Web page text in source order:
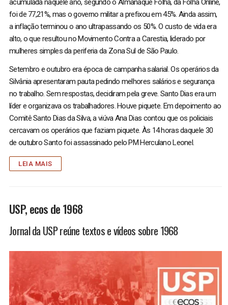
acumulada naquele ano, segundo o Almanaque Folha, da Folha Online,
foi de 77,21%, mas o governo militar a prefixou em 45%. Ainda assim,
a inflação terminou o ano ultrapassando os 50%. O custo de vida era
alto, o que resultou no Movimento Contra a Carestia, liderado por
mulheres simples da periferia da Zona Sul de São Paulo.
Setembro e outubro era época de campanha salarial. Os operários da
Silvânia apresentaram pauta pedindo melhores salários e segurança
no trabalho. Sem respostas, decidiram pela greve. Santo Dias era um
líder e organizava os trabalhadores. Houve piquete. Em depoimento ao
Comitê Santo Dias da Silva, a viúva Ana Dias contou que os policiais
cercavam os operários que faziam piquete. Às 14 horas daquele 30
de outubro Santo foi assassinado pelo PM Herculano Leonel.
LEIA MAIS
USP, ecos de 1968
Jornal da USP reúne textos e vídeos sobre 1968